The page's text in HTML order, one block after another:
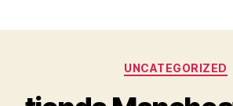
UNCATEGORIZED